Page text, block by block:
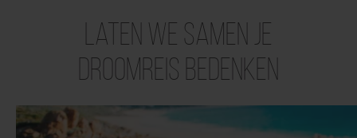
Laten we samen je
droomreis bedenken